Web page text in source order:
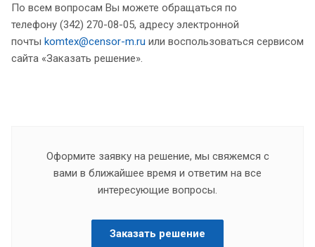
По всем вопросам Вы можете обращаться по
телефону (342) 270-08-05, адресу электронной
почты komtex@censor-m.ru или воспользоваться сервисом
сайта «Заказать решение».
Оформите заявку на решение, мы свяжемся с
вами в ближайшее время и ответим на все
интересующие вопросы.
Заказать решение